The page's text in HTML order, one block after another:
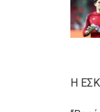
Η